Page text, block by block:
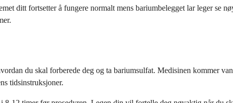
ditt fortsetter å fungere normalt mens bariumbelegget lar leger se
du skal forberede deg og ta bariumsulfat. Medisinen kommer
tidsinstruksjoner.